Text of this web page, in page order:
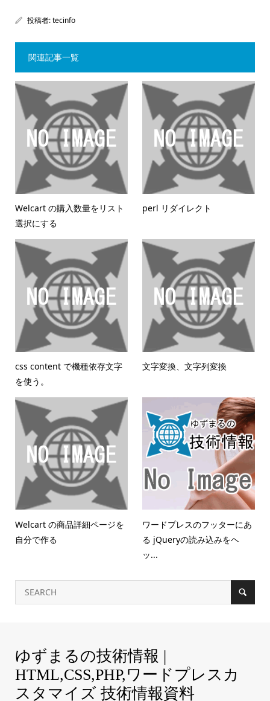
投稿者:tecinfo
関連記事一覧
Welcart の購入数量をリスト
選択にする
perl リダイレクト
css content で機種依存文字
を使う。
文字変換、文字列変換
Welcart の商品詳細ページを
自分で作る
ワードプレスのフッターにあ
る jQueryの読み込みをヘ
ッ...
ゆずまるの技術情報 |
HTML,CSS,PHP,ワードプレスカ
スタマイズ 技術情報資料